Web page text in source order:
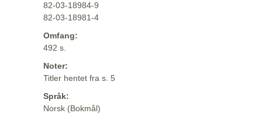
82-03-18984-9
82-03-18981-4
Omfang:
492 s.
Noter:
Titler hentet fra s. 5
Språk:
Norsk (Bokmål)